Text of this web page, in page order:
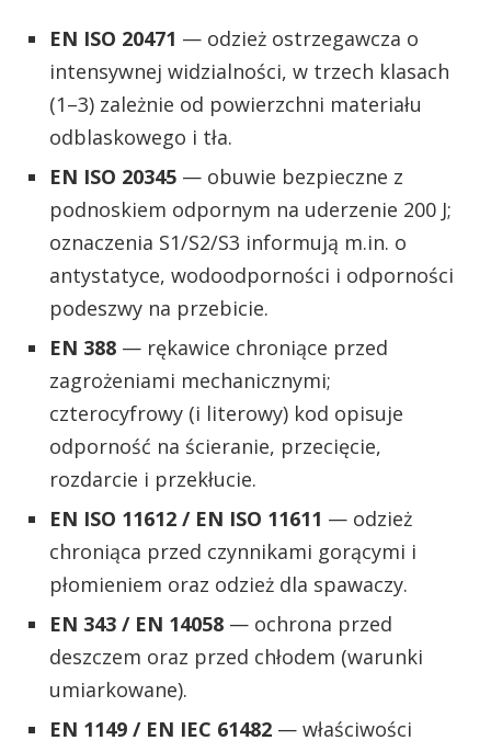
EN ISO 20471 — odzież ostrzegawcza o
intensywnej widzialności, w trzech klasach
(1–3) zależnie od powierzchni materiału
odblaskowego i tła.
EN ISO 20345 — obuwie bezpieczne z
podnoskiem odpornym na uderzenie 200 J;
oznaczenia S1/S2/S3 informują m.in. o
antystatyce, wodoodporności i odporności
podeszwy na przebicie.
EN 388 — rękawice chroniące przed
zagrożeniami mechanicznymi;
czterocyfrowy (i literowy) kod opisuje
odporność na ścieranie, przecięcie,
rozdarcie i przekłucie.
EN ISO 11612 / EN ISO 11611 — odzież
chroniąca przed czynnikami gorącymi i
płomieniem oraz odzież dla spawaczy.
EN 343 / EN 14058 — ochrona przed
deszczem oraz przed chłodem (warunki
umiarkowane).
EN 1149 / EN IEC 61482 — właściwości